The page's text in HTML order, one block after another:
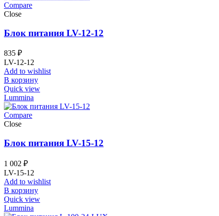
Compare
Close
Блок питания LV-12-12
835 ₽
LV-12-12
Add to wishlist
В корзину
Quick view
Lummina
Compare
Close
Блок питания LV-15-12
1 002 ₽
LV-15-12
Add to wishlist
В корзину
Quick view
Lummina